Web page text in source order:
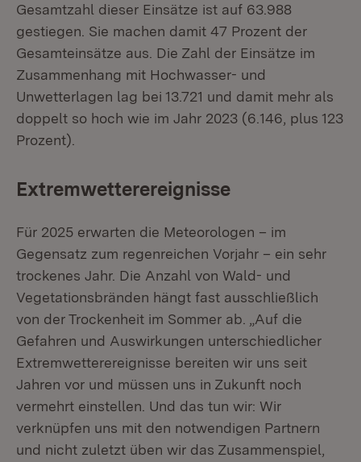
Gesamtzahl dieser Einsätze ist auf 63.988
gestiegen. Sie machen damit 47 Prozent der
Gesamteinsätze aus. Die Zahl der Einsätze im
Zusammenhang mit Hochwasser- und
Unwetterlagen lag bei 13.721 und damit mehr als
doppelt so hoch wie im Jahr 2023 (6.146, plus 123
Prozent).
Extremwetterereignisse
Für 2025 erwarten die Meteorologen – im
Gegensatz zum regenreichen Vorjahr – ein sehr
trockenes Jahr. Die Anzahl von Wald- und
Vegetationsbränden hängt fast ausschließlich
von der Trockenheit im Sommer ab. „Auf die
Gefahren und Auswirkungen unterschiedlicher
Extremwetterereignisse bereiten wir uns seit
Jahren vor und müssen uns in Zukunft noch
vermehrt einstellen. Und das tun wir: Wir
verknüpfen uns mit den notwendigen Partnern
und nicht zuletzt üben wir das Zusammenspiel,